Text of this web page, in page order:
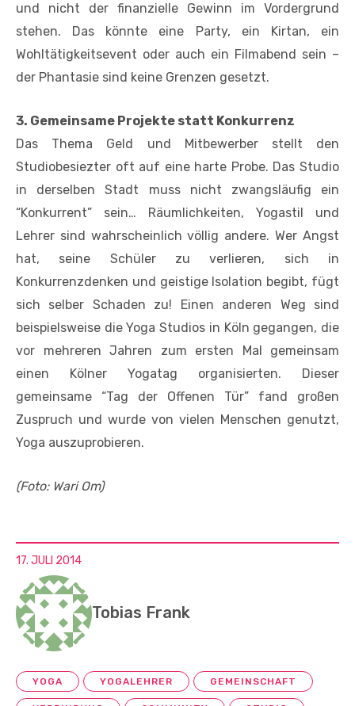
und nicht der finanzielle Gewinn im Vordergrund
stehen. Das könnte eine Party, ein Kirtan, ein
Wohltätigkeitsevent oder auch ein Filmabend sein –
der Phantasie sind keine Grenzen gesetzt.
3. Gemeinsame Projekte statt Konkurrenz
Das Thema Geld und Mitbewerber stellt den
Studiobesiezter oft auf eine harte Probe. Das Studio
in derselben Stadt muss nicht zwangsläufig ein
“Konkurrent” sein… Räumlichkeiten, Yogastil und
Lehrer sind wahrscheinlich völlig andere. Wer Angst
hat, seine Schüler zu verlieren, sich in
Konkurrenzdenken und geistige Isolation begibt, fügt
sich selber Schaden zu! Einen anderen Weg sind
beispielsweise die Yoga Studios in Köln gegangen, die
vor mehreren Jahren zum ersten Mal gemeinsam
einen Kölner Yogatag organisierten. Dieser
gemeinsame “Tag der Offenen Tür” fand großen
Zuspruch und wurde von vielen Menschen genutzt,
Yoga auszuprobieren.
(Foto: Wari Om)
17. JULI 2014
Tobias Frank
YOGA YOGALEHRER GEMEINSCHAFT